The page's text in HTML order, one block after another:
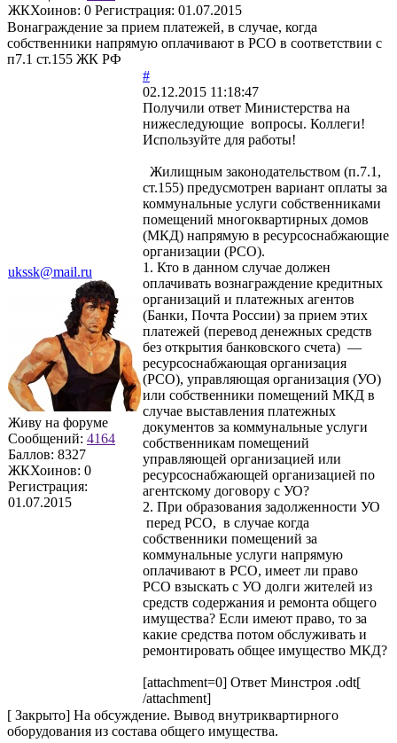
ЖКХоинов: 0 Регистрация: 01.07.2015
Вонаграждение за прием платежей, в случае, когда
собственники напрямую оплачивают в РСО в соответствии с
п7.1 ст.155 ЖК РФ
ukssk@mail.ru
Живу на форуме
Сообщений: 4164
Баллов: 8327
ЖКХоинов: 0
Регистрация:
01.07.2015
#
02.12.2015 11:18:47
Получили ответ Министерства на
нижеследующие вопросы. Коллеги!
Используйте для работы!
Жилищным законодательством (п.7.1,
ст.155) предусмотрен вариант оплаты за
коммунальные услуги собственниками
помещений многоквартирных домов
(МКД) напрямую в ресурсоснабжающие
организации (РСО).
1. Кто в данном случае должен
оплачивать вознаграждение кредитных
организаций и платежных агентов
(Банки, Почта России) за прием этих
платежей (перевод денежных средств
без открытия банковского счета) —
ресурсоснабжающая организация
(РСО), управляющая организация (УО)
или собственники помещений МКД в
случае выставления платежных
документов за коммунальные услуги
собственникам помещений
управляющей организацией или
ресурсоснабжающей организацией по
агентскому договору с УО?
2. При образования задолженности УО
перед РСО, в случае когда
собственники помещений за
коммунальные услуги напрямую
оплачивают в РСО, имеет ли право
РСО взыскать с УО долги жителей из
средств содержания и ремонта общего
имущества? Если имеют право, то за
какие средства потом обслуживать и
ремонтировать общее имущество МКД?
[attachment=0] Ответ Минстроя .odt[
/attachment]
[ Закрыто] На обсуждение. Вывод внутриквартирного
оборудования из состава общего имущества.